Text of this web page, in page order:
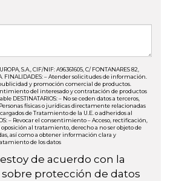
S.A., CIF/NIF: A96361605, C/ FONTANARES 82,
FINALIDADES: – Atender solicitudes de información.
y promoción comercial de productos.
del interesado y contratación de productos
DESTINATARIOS: – No se ceden datos a terceros,
físicas o jurídicas directamente relacionadas
de Tratamiento de la U.E. o adheridos al
– Revocar el consentimiento – Acceso, rectificación,
al tratamiento, derecho a no ser objeto de
así como a obtener información clara y
de los datos
de acuerdo con la
protección de datos